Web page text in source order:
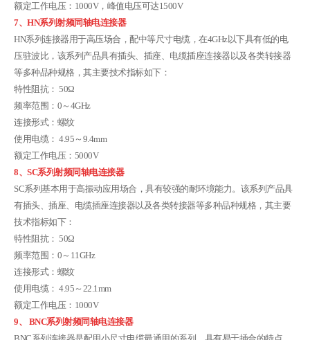
额定工作电压：1000V，峰值电压可达1500V
7、HN系列射频同轴电连接器
HN系列连接器用于高压场合，配中等尺寸电缆，在4GHz以下具有低的电
压驻波比，该系列产品具有插头、插座、电缆插座连接器以及各类转接器
等多种品种规格，其主要技术指标如下：
特性阻抗： 50Ω
频率范围：0～4GHz
连接形式：螺纹
使用电缆： 4.95～9.4mm
额定工作电压：5000V
8、SC系列射频同轴电连接器
SC系列基本用于高振动应用场合，具有较强的耐环境能力。该系列产品具
有插头、插座、电缆插座连接器以及各类转接器等多种品种规格，其主要
技术指标如下：
特性阻抗： 50Ω
频率范围：0～11GHz
连接形式：螺纹
使用电缆： 4.95～22.1mm
额定工作电压：1000V
9、 BNC系列射频同轴电连接器